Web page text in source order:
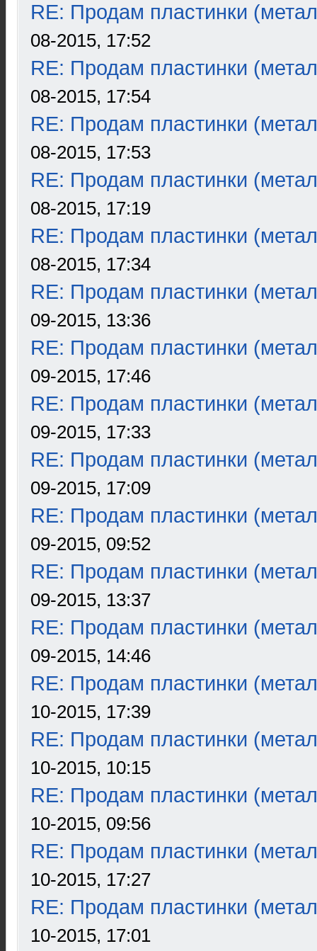
RE: Продам пластинки
08-2015, 17:52
RE: Продам пластинки
08-2015, 17:54
RE: Продам пластинки
08-2015, 17:53
RE: Продам пластинки
08-2015, 17:19
RE: Продам пластинки
08-2015, 17:34
RE: Продам пластинки
09-2015, 13:36
RE: Продам пластинки
09-2015, 17:46
RE: Продам пластинки
09-2015, 17:33
RE: Продам пластинки
09-2015, 17:09
RE: Продам пластинки
09-2015, 09:52
RE: Продам пластинки
09-2015, 13:37
RE: Продам пластинки
09-2015, 14:46
RE: Продам пластинки
10-2015, 17:39
RE: Продам пластинки
10-2015, 10:15
RE: Продам пластинки
10-2015, 09:56
RE: Продам пластинки
10-2015, 17:27
RE: Продам пластинки
10-2015, 17:01